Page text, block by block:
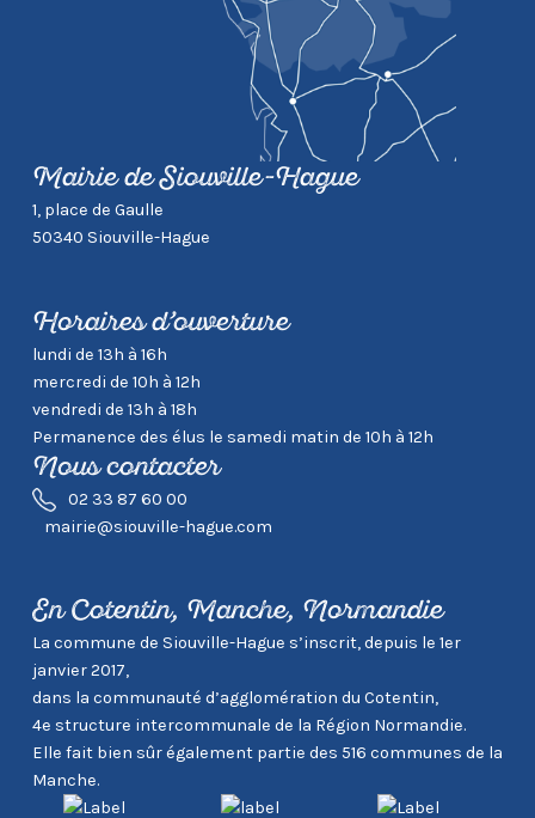
Mairie de Siouville-Hague
1, place de Gaulle
50340 Siouville-Hague
Horaires d’ouverture
lundi de 13h à 16h
mercredi de 10h à 12h
vendredi de 13h à 18h
Permanence des élus le samedi matin de 10h à 12h
Nous contacter
02 33 87 60 00
mairie@siouville-hague.com
En Cotentin, Manche, Normandie
La commune de Siouville-Hague s’inscrit, depuis le 1er
janvier 2017,
dans la communauté d’agglomération du Cotentin,
4e structure intercommunale de la Région Normandie.
Elle fait bien sûr également partie des 516 communes de la
Manche.